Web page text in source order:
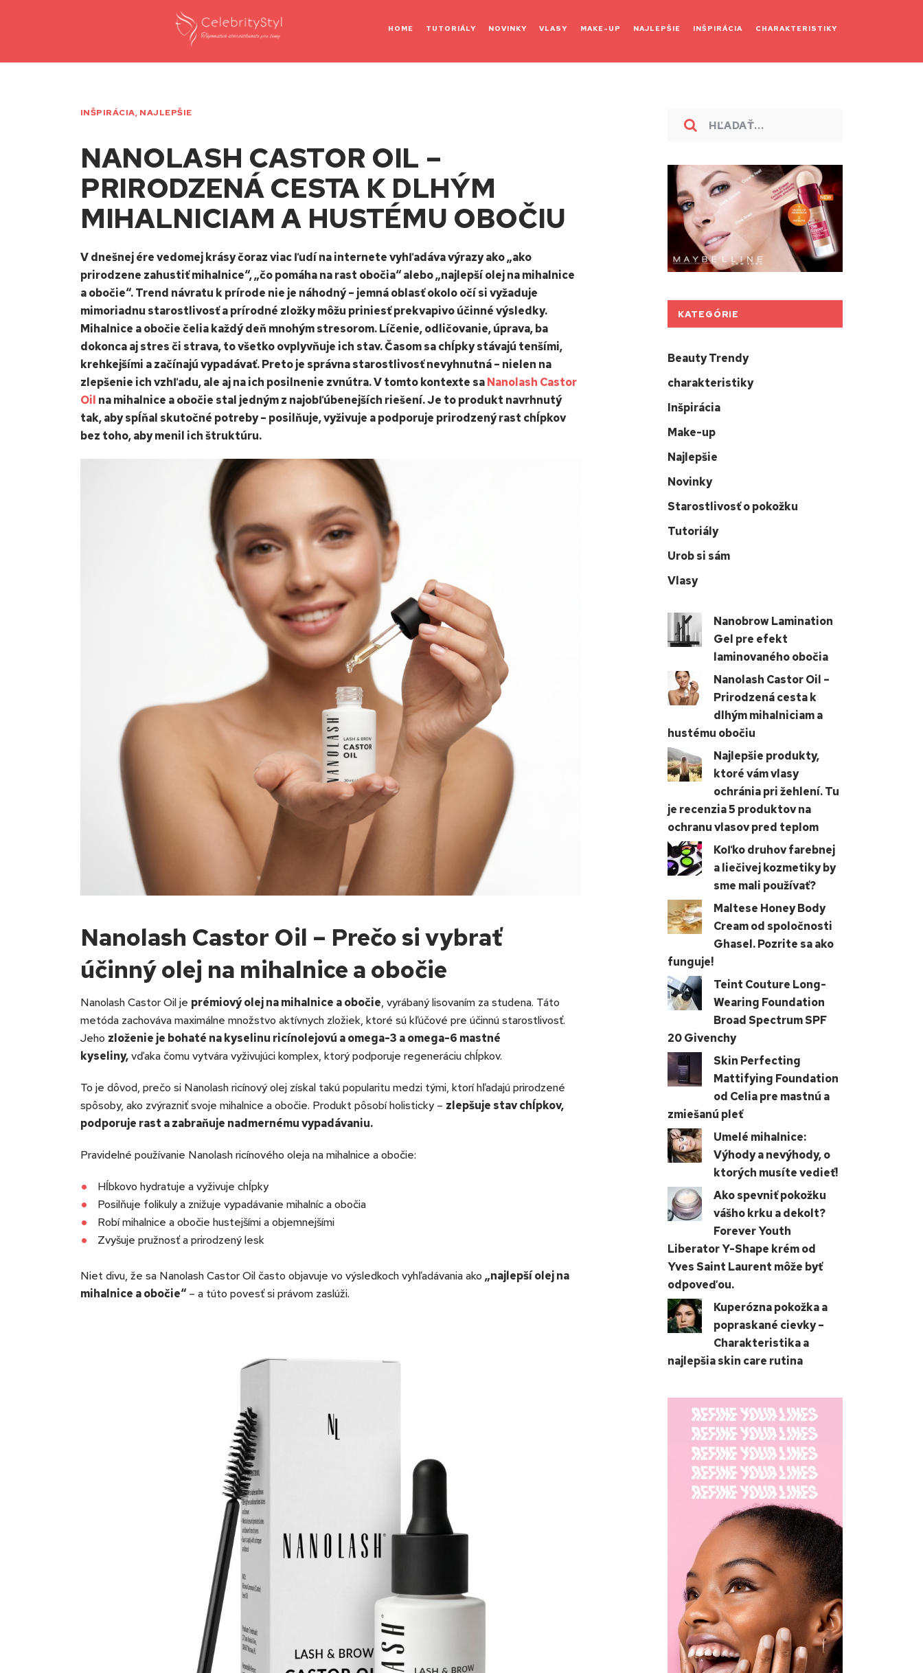
HOME TUTORIÁLY NOVINKY VLASY MAKE-UP NAJLEPŠIE INŠPIRÁCIA CHARAKTERISTIKY
INŠPIRÁCIA, NAJLEPŠIE
NANOLASH CASTOR OIL –
PRIRODZENÁ CESTA K DLHÝM
MIHALNICIAM A HUSTÉMU OBOČIU
V dnešnej ére vedomej krásy čoraz viac ľudí na internete vyhľadáva výrazy ako „ako
prirodzene zahustiť mihalnice“, „čo pomáha na rast obočia“ alebo „najlepší olej na mihalnice
a obočie“. Trend návratu k prírode nie je náhodný – jemná oblasť okolo očí si vyžaduje
mimoriadnu starostlivosť a prírodné zložky môžu priniesť prekvapivo účinné výsledky.
Mihalnice a obočie čelia každý deň mnohým stresorom. Líčenie, odličovanie, úprava, ba
dokonca aj stres či strava, to všetko ovplyvňuje ich stav. Časom sa chĺpky stávajú tenšími,
krehkejšími a začínajú vypadávať. Preto je správna starostlivosť nevyhnutná – nielen na
zlepšenie ich vzhľadu, ale aj na ich posilnenie zvnútra. V tomto kontexte saNanolash Castor
Oil na mihalnice a obočie stal jedným z najobľúbenejších riešení. Je to produkt navrhnutý
tak, aby spĺňal skutočné potreby – posilňuje, vyživuje a podporuje prirodzený rast chĺpkov
bez toho, aby menil ich štruktúru.
Nanolash Castor Oil – Prečo si vybrať
účinný olej na mihalnice a obočie
Nanolash Castor Oil je prémiový olej na mihalnice a obočie, vyrábaný lisovaním za studena. Táto
metóda zachováva maximálne množstvo aktívnych zložiek, ktoré sú kľúčové pre účinnú starostlivosť.
Jeho zloženie je bohaté na kyselinu ricínolejovú a omega-3 a omega-6 mastné
kyseliny,vďaka čomu vytvára vyživujúci komplex, ktorý podporuje regeneráciu chĺpkov.
To je dôvod, prečo si Nanolash ricínový olej získal takú popularitu medzi tými, ktorí hľadajú prirodzené
spôsoby, ako zvýrazniť svoje mihalnice a obočie. Produkt pôsobí holisticky – zlepšuje stav chĺpkov,
podporuje rast a zabraňuje nadmernému vypadávaniu.
Pravidelné používanie Nanolash ricínového oleja na mihalnice a obočie:
Hĺbkovo hydratuje a vyživuje chĺpky
Posilňuje folikuly a znižuje vypadávanie mihalníc a obočia
Robí mihalnice a obočie hustejšími a objemnejšími
Zvyšuje pružnosť a prirodzený lesk
Niet divu, že sa Nanolash Castor Oil často objavuje vo výsledkoch vyhľadávania ako „najlepší olej na
mihalnice a obočie“ – a túto povesť si právom zaslúži.
KATEGÓRIE
Beauty Trendy
charakteristiky
Inšpirácia
Make-up
Najlepšie
Novinky
Starostlivosť o pokožku
Tutoriály
Urob si sám
Vlasy
Nanobrow Lamination
Gel pre efekt
laminovaného obočia
Nanolash Castor Oil –
Prirodzená cesta k
dlhým mihalniciam a
hustému obočiu
Najlepšie produkty,
ktoré vám vlasy
ochránia pri žehlení. Tu
je recenzia 5 produktov na
ochranu vlasov pred teplom
Koľko druhov farebnej
a liečivej kozmetiky by
sme mali používať?
Maltese Honey Body
Cream od spoločnosti
Ghasel. Pozrite sa ako
funguje!
Teint Couture Long-
Wearing Foundation
Broad Spectrum SPF
20 Givenchy
Skin Perfecting
Mattifying Foundation
od Celia pre mastnú a
zmiešanú pleť
Umelé mihalnice:
Výhody a nevýhody, o
ktorých musíte vedieť!
Ako spevniť pokožku
vášho krku a dekolt?
Forever Youth
Liberator Y-Shape krém od
Yves Saint Laurent môže byť
odpoveďou.
Kuperózna pokožka a
popraskané cievky –
Charakteristika a
najlepšia skin care rutina